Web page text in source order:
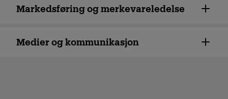
Ønsker du oppdatert kunnskap
kan gi? Behovet hos store og
Markedsføring og merkevare­ledelse
Medier og kommunikasjon